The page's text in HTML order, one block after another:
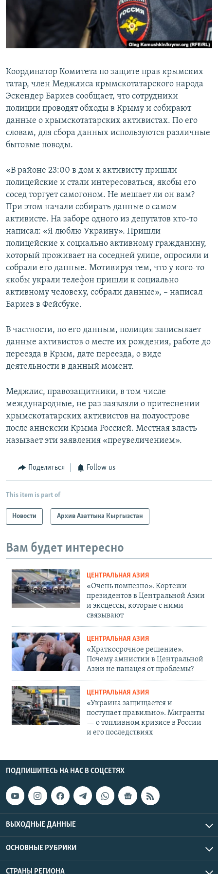
Координатор Комитета по защите прав крымских
татар, член Меджлиса крымскотатарского народа
Эскендер Бариев сообщает, что сотрудники
полиции проводят обходы в Крыму и собирают
данные о крымскотатарских активистах. По его
словам, для сбора данных используются различные
бытовые поводы.
«В районе 23:00 в дом к активисту пришли
полицейские и стали интересоваться, якобы его
сосед торгует самогоном. Не мешает ли он вам?
При этом начали собирать данные о самом
активисте. На заборе одного из депутатов кто-то
написал: «Я люблю Украину». Пришли
полицейские к социально активному гражданину,
который проживает на соседней улице, опросили и
собрали его данные. Мотивируя тем, что у кого-то
якобы украли телефон пришли к социально
активному человеку, собрали данные», – написал
Бариев в Фейсбуке.
В частности, по его данным, полиция записывает
данные активистов о месте их рождения, работе до
переезда в Крым, дате переезда, о виде
деятельности в данный момент.
Меджлис, правозащитники, в том числе
международные, не раз заявляли о притеснении
крымскотатарских активистов на полуострове
после аннексии Крыма Россией. Местная власть
называет эти заявления «преувеличением».
Поделиться Follow us
This item is part of
Новости Архив Азаттыка Кыргызстан
Вам будет интересно
ЦЕНТРАЛЬНАЯ АЗИЯ
«Очень помпезно». Кортежи
президентов в Центральной Азии
и эксцессы, которые с ними
связывают
ЦЕНТРАЛЬНАЯ АЗИЯ
«Краткосрочное решение».
Почему амнистии в Центральной
Азии не панацея от проблемы?
ЦЕНТРАЛЬНАЯ АЗИЯ
«Украина защищается и
поступает правильно». Мигранты
— о топливном кризисе в России
и его последствиях
ПОДПИШИТЕСЬ НА НАС В СОЦСЕТЯХ
ВЫХОДНЫЕ ДАННЫЕ
ОСНОВНЫЕ РУБРИКИ
СТРАНЫ РЕГИОНА